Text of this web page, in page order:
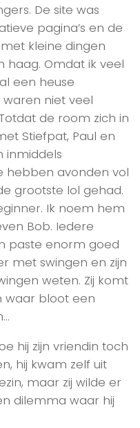
De site was
pagina’s en de
kleine dingen
haag. Omdat ik veel
een heuse
niet veel
de room zich in
Stiefpat, Paul en
inmiddels
hebben avonden vol
grootste lol gehad.
Ik noem hem
Bob. Iedere
paste enorm goed
met swingen en zijn
weten. Zij komt
waar bloot een
hij zijn vriendin toch
hij kwam zelf uit
maar zij wilde er
dilemma waar hij